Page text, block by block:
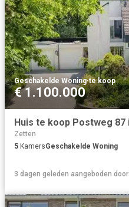
Geschakelde Woning·te koop
€ 1.100.000
Zetten
5 KamersGeschakelde Woning
3 dagen geleden aangeboden door